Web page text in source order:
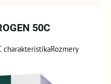
50C
charakteristikaRozmery